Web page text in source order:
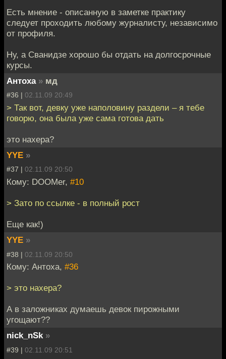
Есть мнение - описанную в заметке практику
следует проходить любому журналисту, независимо
от профиля.
Ну, а Сванидзе хорошо бы отдать на долгосрочные
курсы.
Антоха » мд
#36 | 02.11.09 20:49
> Так вот, девку уже наполовину раздели – я тебе
говорю, она была уже сама готова дать
это нахера?
YYE »
#37 | 02.11.09 20:50
Кому: DOOMer, #10
> Зато по ссылке - в полный рост
Еще как!)
YYE »
#38 | 02.11.09 20:50
Кому: Антоха, #36
> это нахера?
А в заложниках думаешь девок пирожными
угощают??
nick_nSk »
#39 | 02.11.09 20:51